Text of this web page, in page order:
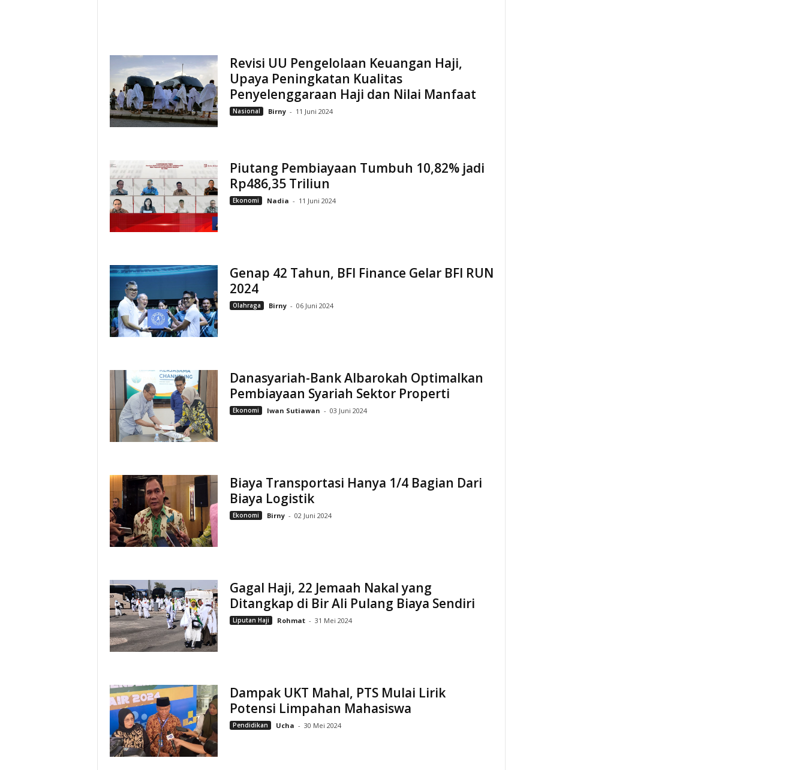
Revisi UU Pengelolaan Keuangan Haji,
Upaya Peningkatan Kualitas
Penyelenggaraan Haji dan Nilai Manfaat
Nasional Birny - 11 Juni 2024
Piutang Pembiayaan Tumbuh 10,82% jadi
Rp486,35 Triliun
Ekonomi Nadia - 11 Juni 2024
Genap 42 Tahun, BFI Finance Gelar BFI RUN
2024
Olahraga Birny - 06 Juni 2024
Danasyariah-Bank Albarokah Optimalkan
Pembiayaan Syariah Sektor Properti
Ekonomi Iwan Sutiawan - 03 Juni 2024
Biaya Transportasi Hanya 1/4 Bagian Dari
Biaya Logistik
Ekonomi Birny - 02 Juni 2024
Gagal Haji, 22 Jemaah Nakal yang
Ditangkap di Bir Ali Pulang Biaya Sendiri
Liputan Haji Rohmat - 31 Mei 2024
Dampak UKT Mahal, PTS Mulai Lirik
Potensi Limpahan Mahasiswa
Pendidikan Ucha - 30 Mei 2024